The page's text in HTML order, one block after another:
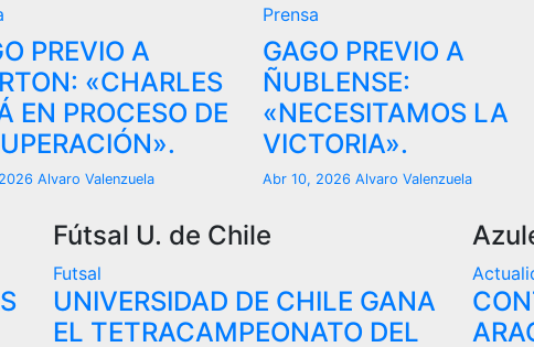
PREVIO A
«CHARLES
EN PROCESO DE
Alvaro Valenzuela
Prensa
GAGO PREVIO A
ÑUBLENSE:
«NECESITAMOS LA
VICTORIA».
Abr 10, 2026 Alvaro Valenzuela
Fútsal U. de Chile
Futsal
UNIVERSIDAD DE CHILE GANA
EL TETRACAMPEONATO DEL